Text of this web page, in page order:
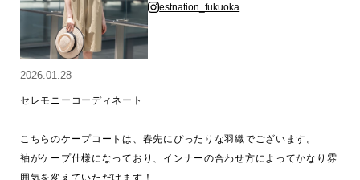
estnation_fukuoka
2026.01.28
セレモニーコーディネート
こちらのケープコートは、春先にぴったりな羽織でございます。
袖がケープ仕様になっており、インナーの合わせ方によってかなり雰
囲気を変えていただけます！